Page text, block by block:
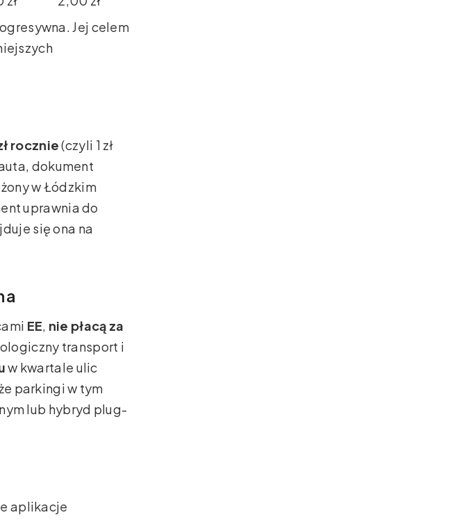
Jej celem
rocznie(czyli 1 zł
dokument
w Łódzkim
uprawnia do
się ona na
EE, nie płacą za
transport i
w kwartale ulic
parkingi w tym
lub hybryd plug-
aplikacje